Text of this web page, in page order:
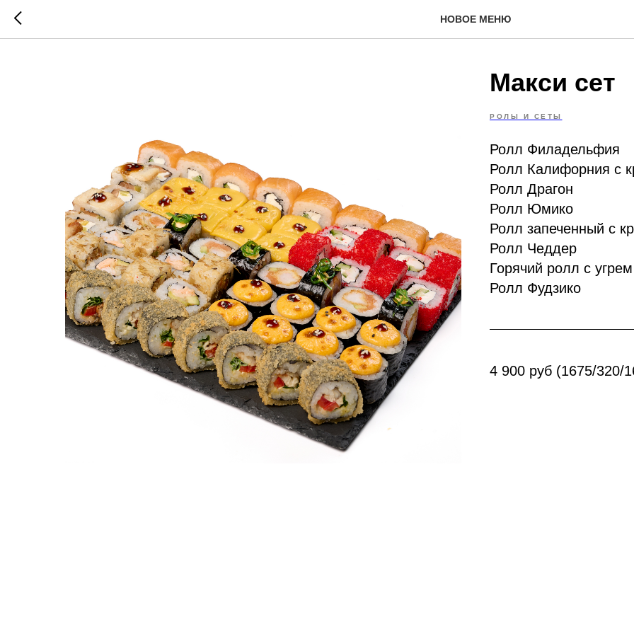
НОВОЕ МЕНЮ
Макси сет
РОЛЫ И СЕТЫ
Ролл Филадельфия
Ролл Калифорния с
Ролл Драгон
Ролл Юмико
Ролл запеченный с
Ролл Чеддер
Горячий ролл с угрем
Ролл Фудзико
4 900 руб (1675/320/